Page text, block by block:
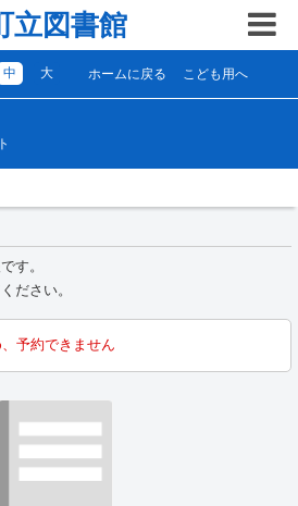
立図書館
中 大 ホームに戻る こども用へ
す。
ださい。
予約できません